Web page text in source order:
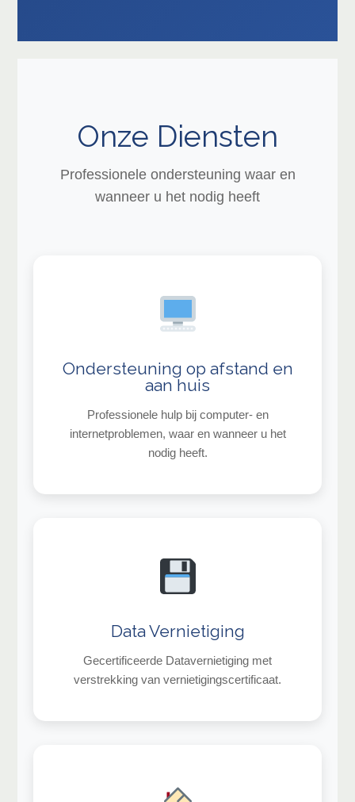
Onze Diensten
Professionele ondersteuning waar en
wanneer u het nodig heeft
Ondersteuning op afstand en
aan huis
Professionele hulp bij computer- en
internetproblemen, waar en wanneer u het
nodig heeft.
Data Vernietiging
Gecertificeerde Datavernietiging met
verstrekking van vernietigingscertificaat.